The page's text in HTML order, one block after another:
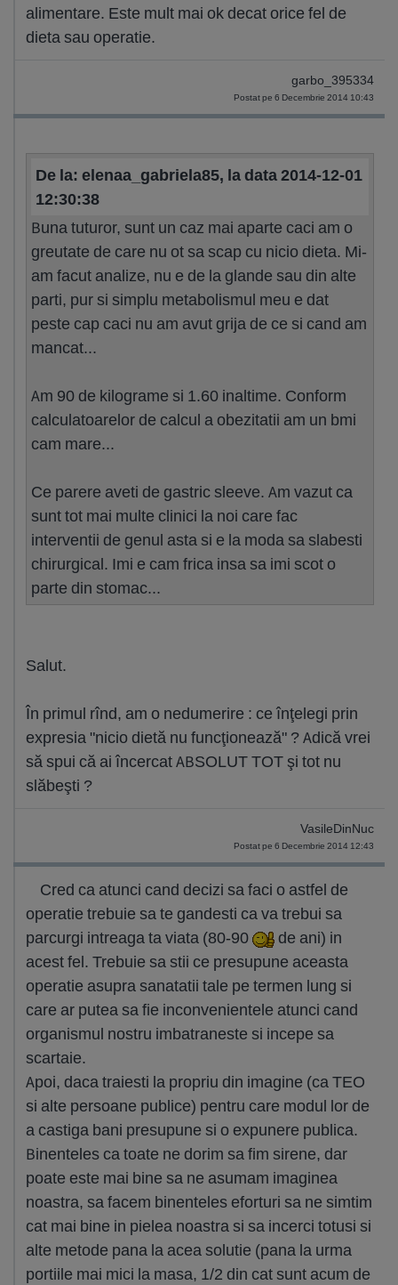
alimentare. Este mult mai ok decat orice fel de
dieta sau operatie.
garbo_395334
Postat pe 6 Decembrie 2014 10:43
De la: elenaa_gabriela85, la data 2014-12-01
12:30:38
Buna tuturor, sunt un caz mai aparte caci am o
greutate de care nu ot sa scap cu nicio dieta. Mi-
am facut analize, nu e de la glande sau din alte
parti, pur si simplu metabolismul meu e dat
peste cap caci nu am avut grija de ce si cand am
mancat...
Am 90 de kilograme si 1.60 inaltime. Conform
calculatoarelor de calcul a obezitatii am un bmi
cam mare...
Ce parere aveti de gastric sleeve. Am vazut ca
sunt tot mai multe clinici la noi care fac
interventii de genul asta si e la moda sa slabesti
chirurgical. Imi e cam frica insa sa imi scot o
parte din stomac...
Salut.
În primul rînd, am o nedumerire : ce înţelegi prin
expresia "nicio dietă nu funcţionează" ? Adică vrei
să spui că ai încercat ABSOLUT TOT şi tot nu
slăbeşti ?
VasileDinNuc
Postat pe 6 Decembrie 2014 12:43
Cred ca atunci cand decizi sa faci o astfel de
operatie trebuie sa te gandesti ca va trebui sa
parcurgi intreaga ta viata (80-90
de ani) in
acest fel. Trebuie sa stii ce presupune aceasta
operatie asupra sanatatii tale pe termen lung si
care ar putea sa fie inconvenientele atunci cand
organismul nostru imbatraneste si incepe sa
scartaie.
Apoi, daca traiesti la propriu din imagine (ca TEO
si alte persoane publice) pentru care modul lor de
a castiga bani presupune si o expunere publica.
Binenteles ca toate ne dorim sa fim sirene, dar
poate este mai bine sa ne asumam imaginea
noastra, sa facem binenteles eforturi sa ne simtim
cat mai bine in pielea noastra si sa incerci totusi si
alte metode pana la acea solutie (pana la urma
portiile mai mici la masa, 1/2 din cat sunt acum de